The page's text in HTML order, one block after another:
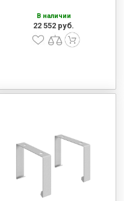
В наличии
22 552 руб.